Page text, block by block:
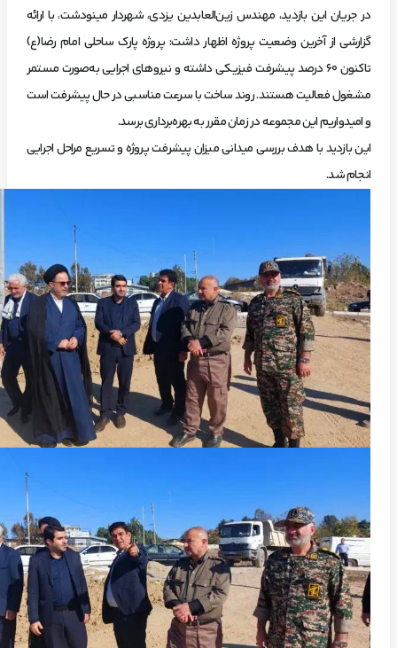
در جریان این بازدید، مهندس زین‌العابدین یزدی، شهردار مینودشت، با ارائه
گزارشی از آخرین وضعیت پروژه اظهار داشت: پروژه پارک ساحلی امام رضا(ع)
تاکنون ۶۰ درصد پیشرفت فیزیکی داشته و نیروهای اجرایی به‌صورت مستمر
مشغول فعالیت هستند. روند ساخت با سرعت مناسبی در حال پیشرفت است
و امیدواریم این مجموعه در زمان مقرر به بهره‌برداری برسد.
این بازدید با هدف بررسی میدانی میزان پیشرفت پروژه و تسریع مراحل اجرایی
انجام شد.